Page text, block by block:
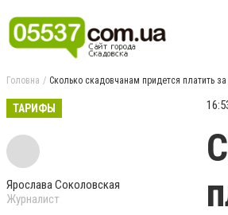
Головна Сколько скадовчанам придется платить
ТАРИФЫ
Ярослава Соколовская
Журналист